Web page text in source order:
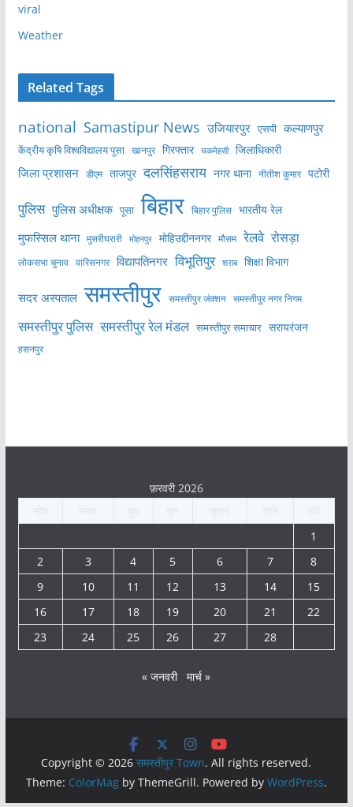
viral
Weather
Related Tags
national Samastipur News उजियारपुर एसपी कल्याणपुर
केंद्रीय कृषि विश्वविद्यालय पूसा खानपुर गिरफ्तार चकमेहसी जिलाधिकारी
जिला प्रशासन डीएम ताजपुर दलसिंहसराय नगर थाना नीतीश कुमार पटोरी
पुलिस पुलिस अधीक्षक पूसा बिहार बिहार पुलिस भारतीय रेल
मुफस्सिल थाना मुसरीघरारी मोहनपुर मोहिउद्दीननगर मौसम रेलवे रोसड़ा
लोकसभा चुनाव वारिसनगर विद्यापतिनगर विभूतिपुर शराब शिक्षा विभाग
सदर अस्पताल समस्तीपुर समस्तीपुर जंक्शन समस्तीपुर नगर निगम
समस्तीपुर पुलिस समस्तीपुर रेल मंडल समस्तीपुर समाचार सरायरंजन
हसनपुर
फ़रवरी 2026
1
2
3 4 5 6 7
8
9
10 11 12 13 14
15
16
17 18 19 20 21
22
23
24 25 26 27 28
« जनवरी मार्च »
Copyright © 2026समस्तीपुर Town. All rights reserved.
Theme: ColorMagby ThemeGrill. Powered by WordPress.